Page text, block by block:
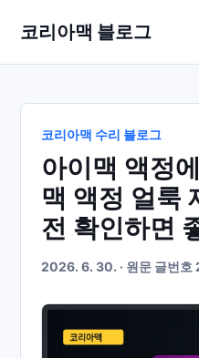
코리아맥 블로그
코리아맥 수리 블로그
아이맥 액정
맥 액정 얼룩
전 확인하면
2026. 6. 30. · 원문 글번